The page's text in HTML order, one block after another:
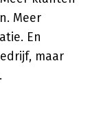
Meer
En
maar